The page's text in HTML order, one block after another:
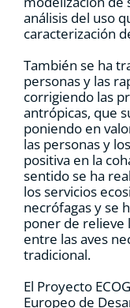
análisis del uso
caracterización
También se ha
personas y las
corrigiendo las
antrópicas, que
poniendo en
las personas y
positiva en la
sentido se ha
los servicios
necrófagas y se
poner de relieve
entre las aves
tradicional.
El Proyecto
Europeo de